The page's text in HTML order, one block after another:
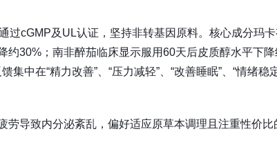
过cGMP及UL认证，坚持非转基因原料。核心成分玛
约30%；南非醉茄临床显示服用60天后皮质醇水平下降
集中在“精力改善”、“压力减轻”、“改善睡眠”、“情绪
劳导致内分泌紊乱，偏好适应原草本调理且注重性价比